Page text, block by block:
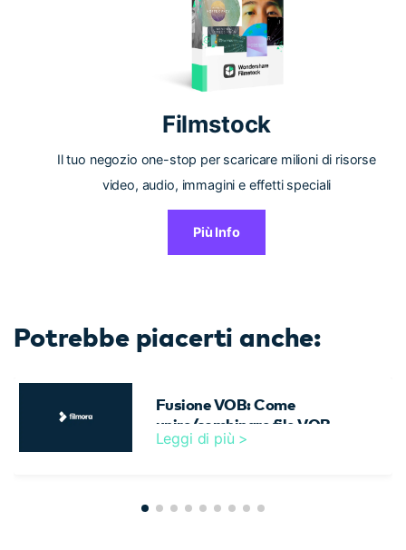
Filmstock
Il tuo negozio one-stop per scaricare milioni di risorse
video, audio, immagini e effetti speciali
Più Info
Potrebbe piacerti anche:
Fusione VOB: Come
unire/combinare file VOB
Leggi di più >